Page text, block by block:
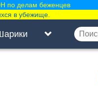
по делам беженцев
в убежище.